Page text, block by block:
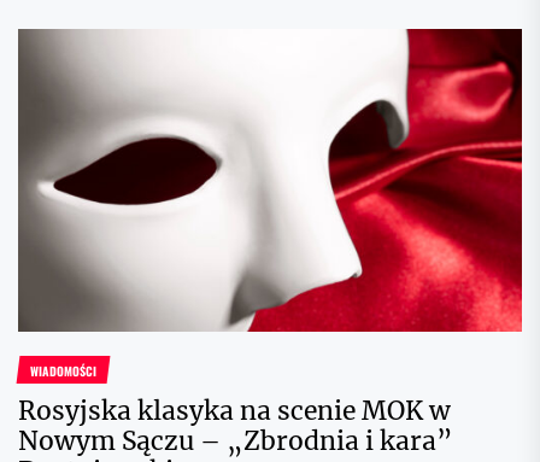
WIADOMOŚCI
Rosyjska klasyka na scenie MOK w
Nowym Sączu – „Zbrodnia i kara”